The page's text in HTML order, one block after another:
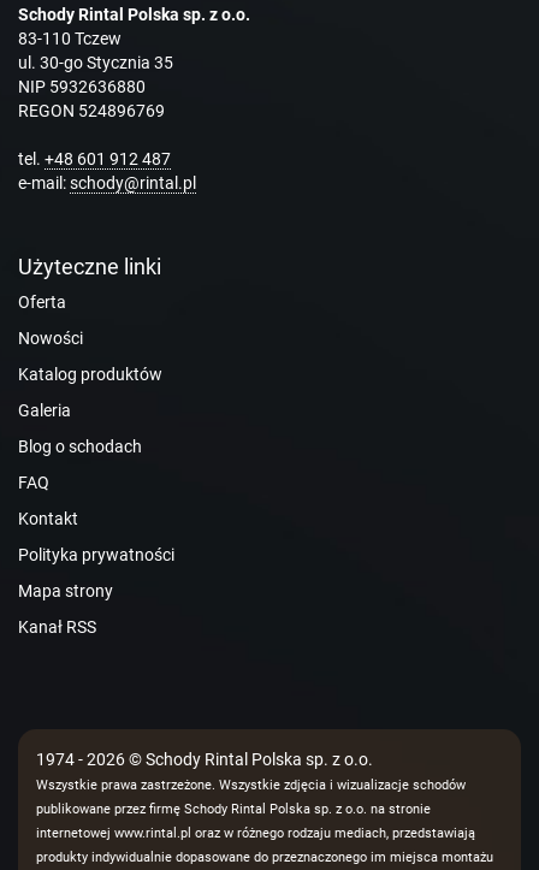
Schody Rintal Polska sp. z o.o.
83-110 Tczew
ul. 30-go Stycznia 35
NIP 5932636880
REGON 524896769
tel. +48 601 912 487
e-mail:schody@rintal.pl
Użyteczne linki
Oferta
Nowości
Katalog produktów
Galeria
Blog o schodach
FAQ
Kontakt
Polityka prywatności
Mapa strony
Kanał RSS
1974 - 2026 © Schody Rintal Polska sp. z o.o.
Wszystkie prawa zastrzeżone. Wszystkie zdjęcia i wizualizacje schodów
publikowane przez firmę Schody Rintal Polska sp. z o.o. na stronie
internetowej www.rintal.pl oraz w różnego rodzaju mediach, przedstawiają
produkty indywidualnie dopasowane do przeznaczonego im miejsca montażu